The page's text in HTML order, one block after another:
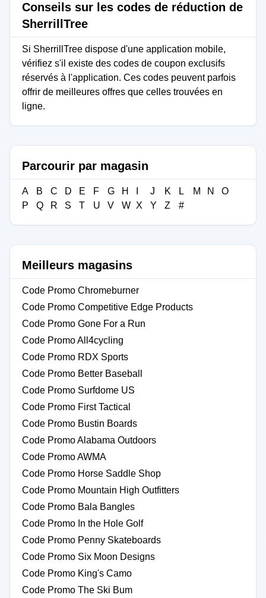
Conseils sur les codes de réduction de
SherrillTree
Si SherrillTree dispose d'une application mobile,
vérifiez s'il existe des codes de coupon exclusifs
réservés à l'application. Ces codes peuvent parfois
offrir de meilleures offres que celles trouvées en
ligne.
Parcourir par magasin
A B C D E F G H J K L M N
O
P
Q R S T U V W X Y Z #
Meilleurs magasins
Code Promo Chromeburner
Code Promo Competitive Edge Products
Code Promo Gone For a Run
Code Promo All4cycling
Code Promo RDX Sports
Code Promo Better Baseball
Code Promo Surfdome US
Code Promo First Tactical
Code Promo Bustin Boards
Code Promo Alabama Outdoors
Code Promo AWMA
Code Promo Horse Saddle Shop
Code Promo Mountain High Outfitters
Code Promo Bala Bangles
Code Promo In the Hole Golf
Code Promo Penny Skateboards
Code Promo Six Moon Designs
Code Promo King's Camo
Code Promo The Ski Bum